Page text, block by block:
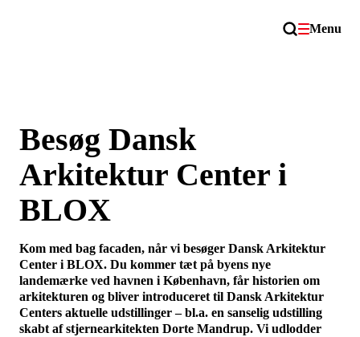
Menu
Besøg Dansk
Arkitektur Center i
BLOX
Kom med bag facaden, når vi besøger Dansk Arkitektur
Center i BLOX. Du kommer tæt på byens nye
landemærke ved havnen i København, får historien om
arkitekturen og bliver introduceret til Dansk Arkitektur
Centers aktuelle udstillinger – bl.a. en sanselig udstilling
skabt af stjernearkitekten Dorte Mandrup. Vi udlodder